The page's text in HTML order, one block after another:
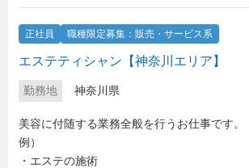
正社員 職種限定募集：販売・サービス系
エステティシャン【神奈川エリア】
勤務地 神奈川県
美容に付随する業務全般を行うお仕事です。
例）
・エステの施術